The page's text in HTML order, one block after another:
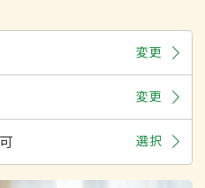
変更
変更
選択